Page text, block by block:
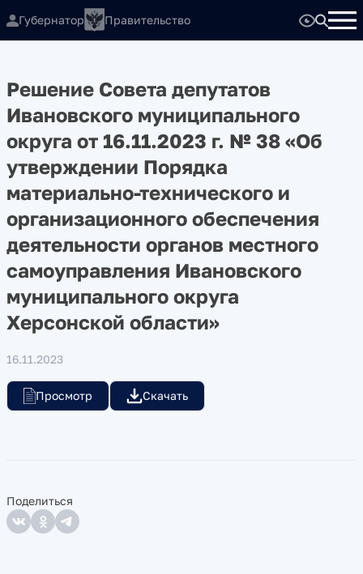
Губернатор Правительство
Решение Совета депутатов
Ивановского муниципального
округа от 16.11.2023 г. № 38 «Об
утверждении Порядка
материально-технического и
организационного обеспечения
деятельности органов местного
самоуправления Ивановского
муниципального округа
Херсонской области»
16.11.2023
Просмотр Скачать
Поделиться